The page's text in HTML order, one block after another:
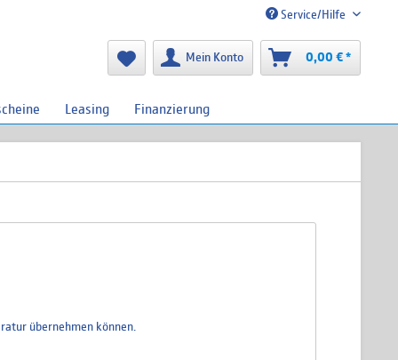
Service/Hilfe
Mein Konto 0,00 € *
Leasing Finanzierung
übernehmen können.